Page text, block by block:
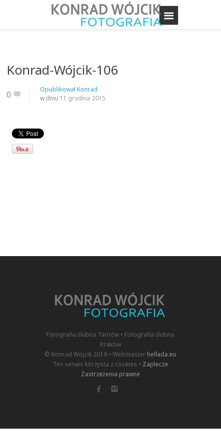
Konrad-Wójcik-106
0 OpublikowałKonrad
w dniu 11 grudnia 2015
Fotografia ślubna Tarnów • Fotografia ślubna
Kraków
© Konrad Wójcik 2019 • Webmaster hellada.eu
Ten serwis korzysta z cookies • Zaplecze
Zastrzeżenia prawne